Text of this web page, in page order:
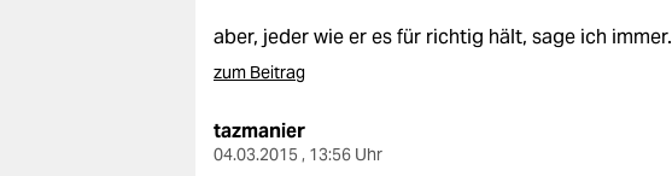
aber, jeder wie er es für richtig hält, sage ich immer.
zum Beitrag
tazmanier
04.03.2015 , 13:56 Uhr